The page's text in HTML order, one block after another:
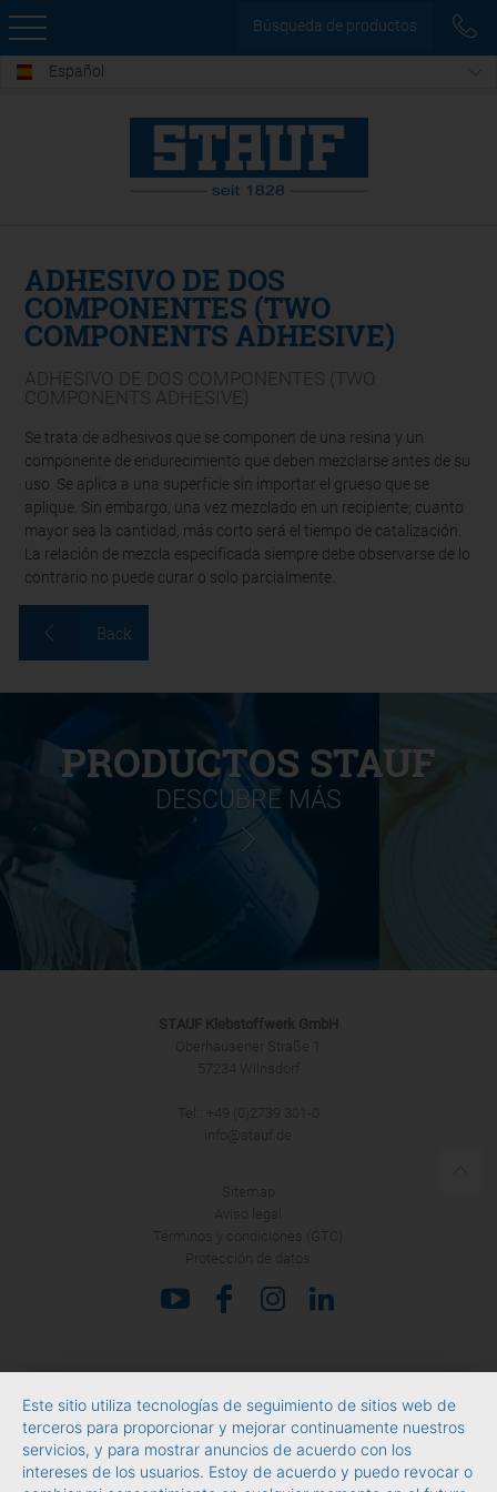
Búsqueda de productos
Español
ADHESIVO DE DOS
COMPONENTES (TWO
COMPONENTS ADHESIVE)
ADHESIVO DE DOS COMPONENTES (TWO
COMPONENTS ADHESIVE)
Se trata de adhesivos que se componen de una resina y un
componente de endurecimiento que deben mezclarse antes de su
uso. Se aplica a una superficie sin importar el grueso que se
aplique. Sin embargo, una vez mezclado en un recipiente; cuanto
mayor sea la cantidad, más corto será el tiempo de catalización.
La relación de mezcla especificada siempre debe observarse de lo
contrario no puede curar o solo parcialmente.
Back
PRODUCTOS STAUF
DESCUBRE MÁS
STAUF Klebstoffwerk GmbH
Oberhausener Straße 1
57234 Wilnsdorf
Tel.: +49 (0)2739 301-0
info@stauf.de
Sitemap
Aviso legal
Términos y condiciones (GTC)
Protección de datos
Este sitio utiliza tecnologías de seguimiento de sitios web de
terceros para proporcionar y mejorar continuamente nuestros
servicios, y para mostrar anuncios de acuerdo con los
intereses de los usuarios. Estoy de acuerdo y puedo revocar o